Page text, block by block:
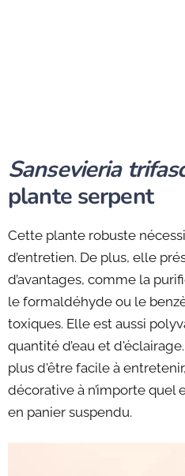
Sansevieria
plante serpent
Cette plante robuste
d’entretien. De plus, elle
d’avantages, comme la
le formaldéhyde ou le
toxiques. Elle est aussi
quantité d’eau et
plus d'être facile à
décorative à n’importe quel
en panier suspendu.